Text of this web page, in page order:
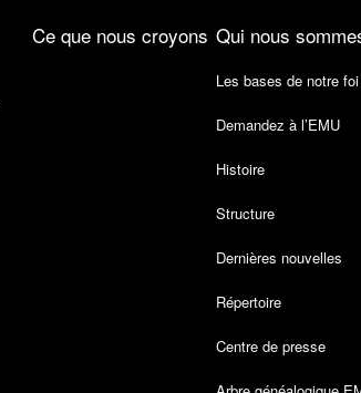
Ce que nous croyons Qui nous
Les bases de notre foi
Demandez à l’EMU
Histoire
Structure
Dernières nouvelles
Répertoire
Centre de presse